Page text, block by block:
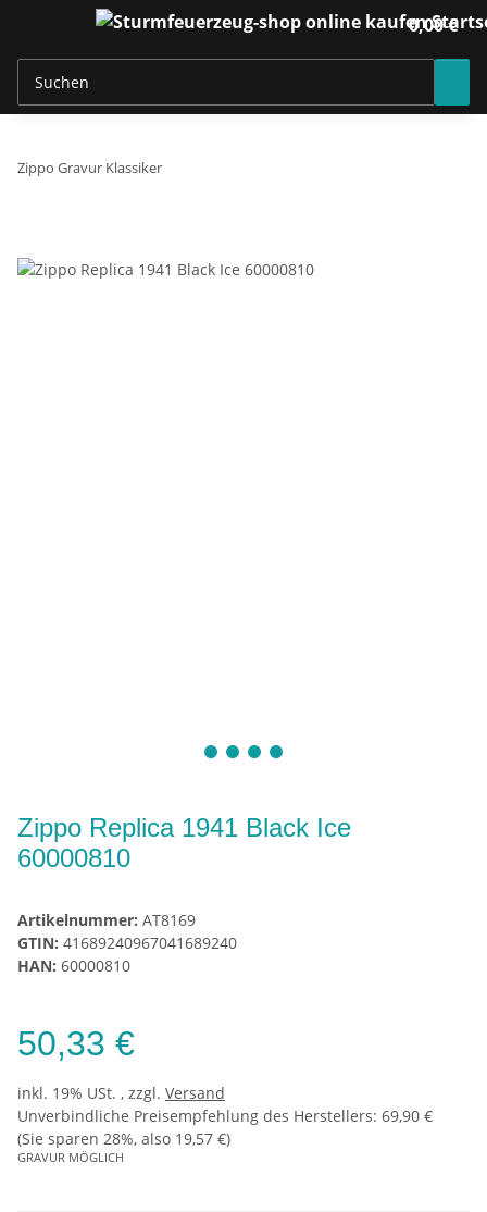
0,00 €
Zippo Gravur Klassiker
Zippo Replica 1941 Black Ice
60000810
Artikelnummer: AT8169
GTIN: 41689240967041689240
HAN: 60000810
50,33 €
inkl. 19% USt. , zzgl. Versand
Unverbindliche Preisempfehlung des Herstellers: 69,90 €
(Sie sparen 28%, also 19,57 €)
GRAVUR MÖGLICH